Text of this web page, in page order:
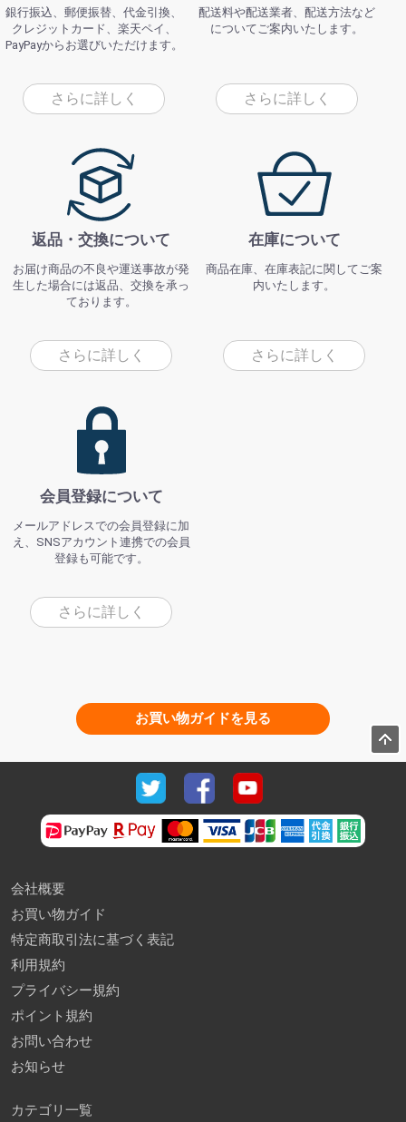
銀行振込、郵便振替、代金引換、
クレジットカード、楽天ペイ、
PayPayからお選びいただけます。
さらに詳しく
配送料や配送業者、配送方法など
についてご案内いたします。
さらに詳しく
返品・交換について
お届け商品の不良や運送事故が発
生した場合には返品、交換を承っ
ております。
さらに詳しく
在庫について
商品在庫、在庫表記に関してご案
内いたします。
さらに詳しく
会員登録について
メールアドレスでの会員登録に加
え、SNSアカウント連携での会員
登録も可能です。
さらに詳しく
お買い物ガイドを見る
会社概要
お買い物ガイド
特定商取引法に基づく表記
利用規約
プライバシー規約
ポイント規約
お問い合わせ
お知らせ
カテゴリ一覧